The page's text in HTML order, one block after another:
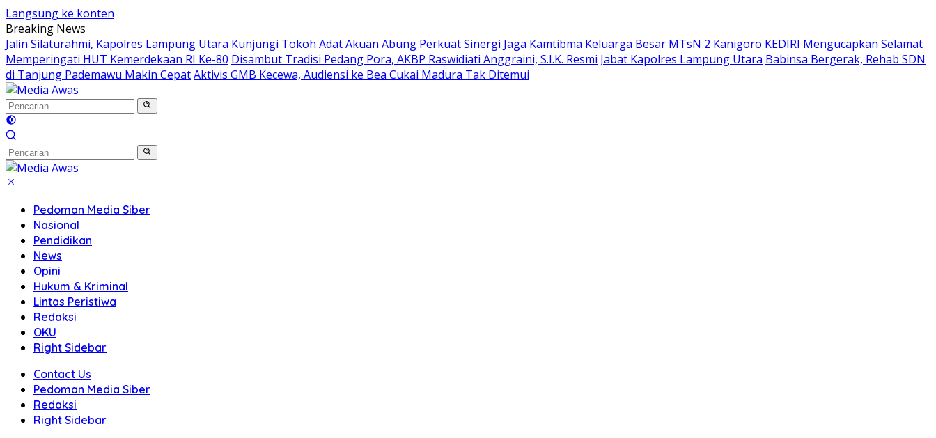
Langsung ke konten
Breaking News
Jalin Silaturahmi, Kapolres Lampung Utara Kunjungi Tokoh Adat Akuan Abung Perkuat Sinergi Jaga Kamtibma Keluarga Besar MTsN 2 Kanigoro KEDIRI Mengucapkan Selamat
Memperingati HUT Kemerdekaan RI Ke-80 Disambut Tradisi Pedang Pora, AKBP Raswidiati Anggraini, S.I.K. Resmi Jabat Kapolres Lampung Utara Babinsa Bergerak, Rehab SDN
di Tanjung Pademawu Makin CepatAktivis GMB Kecewa, Audiensi ke Bea Cukai Madura Tak Ditemui
Pedoman Media Siber
Nasional
Pendidikan
News
Opini
Hukum & Kriminal
Lintas Peristiwa
Redaksi
OKU
Right Sidebar
Contact Us
Pedoman Media Siber
Redaksi
Right Sidebar